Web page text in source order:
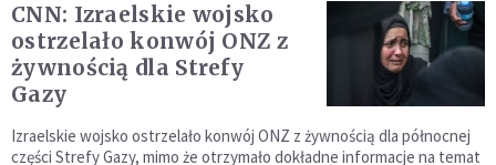
CNN: Izraelskie wojsko
ostrzelało konwój ONZ z
żywnością dla Strefy
Gazy
Izraelskie wojsko ostrzelało konwój ONZ z żywnością dla północnej
części Strefy Gazy, mimo że otrzymało dokładne informacje na temat